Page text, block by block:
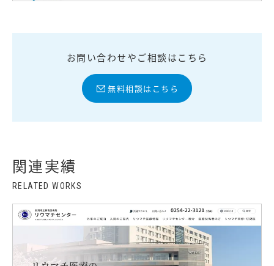
お問い合わせやご相談はこちら
無料相談はこちら
関連実績